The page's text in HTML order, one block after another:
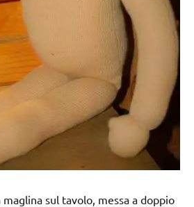
sul tavolo, messa a doppio